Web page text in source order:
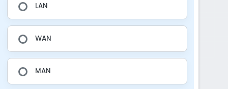
LAN
WAN
MAN